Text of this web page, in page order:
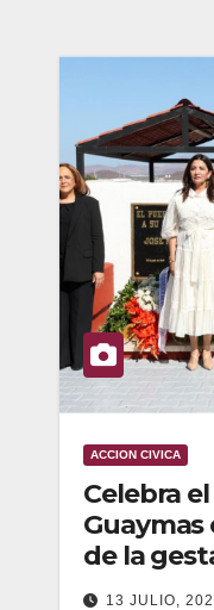
ACCION CIVICA
Celebra
Guaymas
de la
de 1854
13 JULIO,